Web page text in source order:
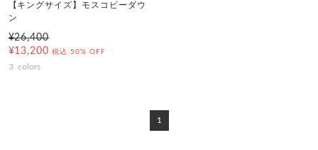
【キングサイズ】モスコビーダウ
ン
¥26,400
¥13,200 税込 50% OFF
3 colors
1